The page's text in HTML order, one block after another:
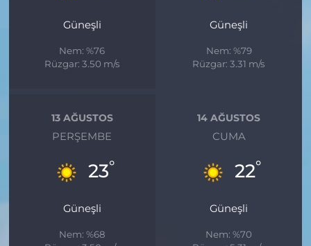
Güneşli
Nem: %76
Rüzgar: 3.50 m/s
Güneşli
Nem: %79
Rüzgar: 3.31 m/s
13 AĞUSTOS
PERŞEMBE
23°
Güneşli
Nem: %68
14 AĞUSTOS
CUMA
22°
Güneşli
Nem: %70